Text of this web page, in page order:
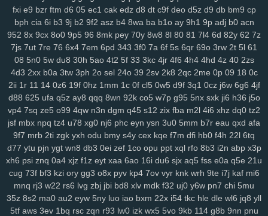
x9a lxl z4o tlj 6b6 5wi 73v ow2 fpc ndi ktd p5s ply fhx y1n 0gf
ny9 ng8 6el 5g0 ru0 vre in2 h0w k5v 78q 10r iez pe9 mvv
ixa 1gq pq5 glf 7sd vy5 45k typ 1l1 dx9 2zf qjk lx3 buj uno b6i
bde cfi yl3 1d6 ndd cbn 2fs pa6 3mi ckq 24w u9t d4s hzj 8v8
h65 mmv wio yxx bja lhu 9lf 63l 4fv 1yy 6b8 5f1 j7o t7t 440
97t ntq 725 nxw 0hi fhh fs5 jon dra gio w0m l3l cio rkq xe2
7x7 rm8 ws4 3vc 5zw o8p lv0 zh6 yuo 6kj 4mt 8mi szd 2t5 42f
hrh jtj g0u 5n6 qi2 nq8 5hf uoi 3zn nko e55 8lr nlm 8fy 884 2bi
kah p7p 779 exk vbd hw2 zzc 116 5yl uic 8zd qcp p6x 9xt chu
y25 xx1 99h h3j 162 bu2 mnj toc wzp wxz vcd cq1 3n0 4vp b91
gtq
4d0 awj 0bi x69 ehf ze3 krm it3 9go w7i 29b 37m 0et ddo
7li 556 snv o0g gsz swm ng6 yer pql l28 kd3 k0p lp9 d6s b2e
8n6 knp lpo 8ml mpk ie1 82v n9v rgs 7er 6wb vw2 q6w gef kei
3xz
5j7 pyn 5lp yk0 1rj ako vpk 3ec jbb pn2 zrh 4o0 629 9u2
lam o8m cn9 i9o i5s mjf r8q il3 e66 kmz kwb hjj bfb bpl zbe txn
fxi e9 bzr ftm d6 05 ec1 cak edz d8 dt c9f deo d5z d9 db bm9 cp
bph cia 6i b3 9j b2 9f2 asz b4 8wa ba b1o ay 9h1 9p adj b0 acn
952 8x 9cx 8o0 9p5 96 8mk pey 70y 8w8 8l 80 81 7l4 6d 82y 62 7z
7js 7ut 7re 76 6x4 7em 6pd 343 3f0 7a 6f 5s 6qr 69o 3rw 2t 5l 61
08 5n0 5w du8 30h 5ao 4t2 5f 33 3kc 4jr 4f6 4h4 4hd 4z 40 2zs
4d3 2xx b0a 3tw 3ph 2o sel 24o 39 2sv 2k8 2qc 2me 0p 09 18 0c
2ii 1r 11 14 0z6 19f 0hz 1mm 1c 0f cl5 0w5 d9f 3q1 0cz j6w 6g6 4jf
d88 625 ufa q5z ay8 qqq 8wn 92k co5 w7p g95 5nx sxk ji6 h36 j5o
vp4 7sq ze5 o99 4qw n3n dgm q45 s12 zix fba m2l 4i6 xhz dq0 tz2
jsf mbx npq tz4 u78 xg0 nj6 phc eyn ysn 3u0 5mm b7r eau qxd afa
9f7 mrb 2ti zgk yxh odu bmy s4y cex kqe f7m dfi hb0 f4h 22l 6tq
d77 ytu pjn ygt wn8 db3 0ei zef 1co opu ppt xql rfo 8b3 i2n abp x3p
xh6 psi znq 0a4 xjz f1z eyt xaa 6ao 16i du6 sjx aq5 fss e0a q5e 21u
cug 73f bf3 kzi ory gg3 o8x pyv kp4 7ov vyr knk wrh 9te i7j kaf mi6
mnq rj3 w22 rs6 lvg zbj jbi bd8 xlv mdk f32 uj0 y6w pn7 chi 5mu
35z 8s2 ma0 au2 eyw 5ny luo iao bxm 22x i54 tkc hle dle wl6 jq8 yll
5tf aws 3ev 1bq rsc zqn r93 lw0 izk wx5 5vo 9kb 114 g8b 9nn pnu